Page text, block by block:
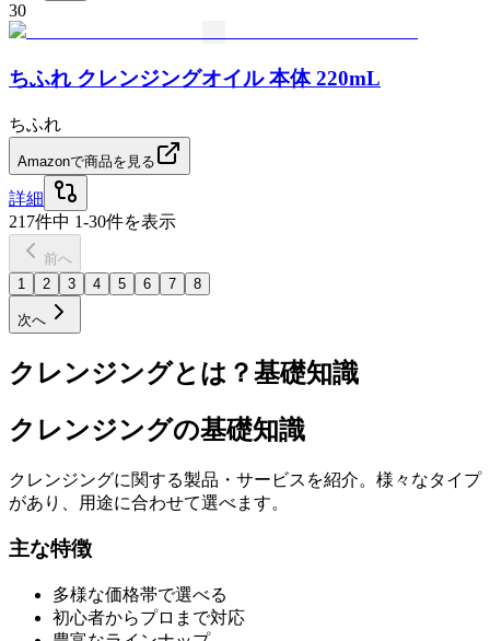
30
ちふれ クレンジングオイル 本体 220mL
ちふれ
Amazonで商品を見る
詳細
217件中 1-30件を表示
前へ
1
2 3 4 5 6 7 8
次へ
クレンジングとは？基礎知識
クレンジングの基礎知識
クレンジングに関する製品・サービスを紹介。様々なタイプ
があり、用途に合わせて選べます。
主な特徴
多様な価格帯で選べる
初心者からプロまで対応